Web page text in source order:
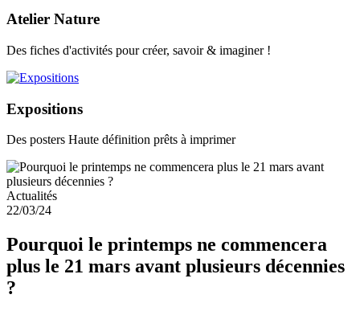
Atelier Nature
Des fiches d'activités pour créer, savoir & imaginer !
Expositions
Des posters Haute définition prêts à imprimer
Actualités
22/03/24
Pourquoi le printemps ne commencera
plus le 21 mars avant plusieurs décennies
?